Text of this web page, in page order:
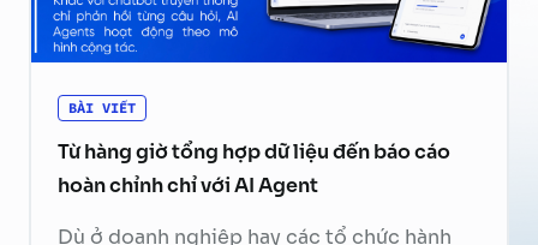
BÀI VIẾT
Từ hàng giờ tổng hợp dữ liệu đến báo cáo
hoàn chỉnh chỉ với AI Agent
Dù ở doanh nghiệp hay các tổ chức hành